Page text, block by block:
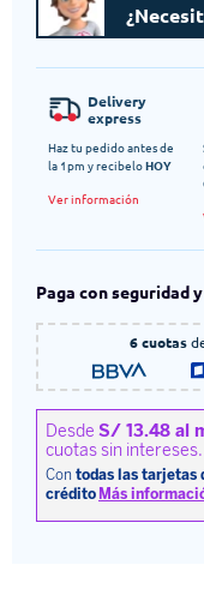
Delivery
express
Haz tu pedido antes de
la 1pm y recibeloHOY
Ver información
Paga con seguridad
6 cuotas